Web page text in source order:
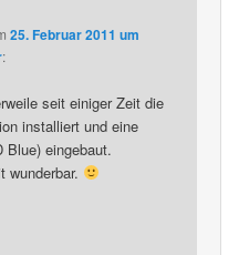
25. Februar 2011 um
:
seit einiger Zeit die
installiert und eine
Blue) eingebaut.
wunderbar.